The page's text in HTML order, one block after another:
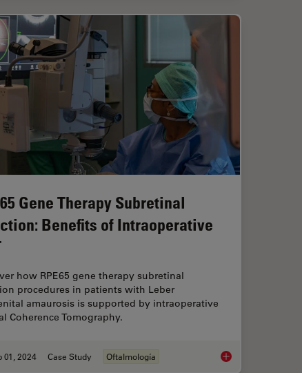
Gain Peers Insights from Dr. Dhami
Gene Therapy Subretinal
Benefits of Intraoperative
how RPE65 gene therapy subretinal
procedures in patients with Leber
amaurosis is supported by intraoperative
Coherence Tomography.
01, 2024 Case Study Oftalmología RPE65 Gene